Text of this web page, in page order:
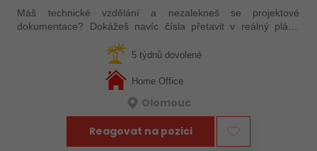
Máš technické vzdělání a nezalekneš se projektové
dokumentace? Dokážeš navíc čísla přetavit v reálný plán?
den vypadá trochu jinak, pak je…5 týdnů dovolené
Home Office
Olomouc
Reagovat na pozici